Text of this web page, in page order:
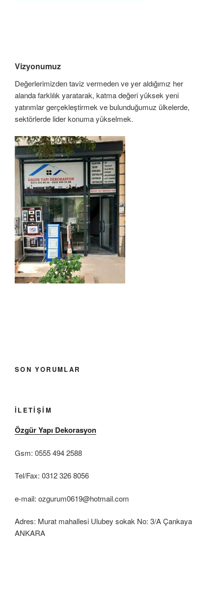
Vizyonumuz
Değerlerimizden taviz vermeden ve yer aldığımız her
alanda farklılık yaratarak, katma değeri yüksek yeni
yatırımlar gerçekleştirmek ve bulunduğumuz ülkelerde,
sektörlerde lider konuma yükselmek.
SON YORUMLAR
İLETIŞIM
Özgür Yapı Dekorasyon
Gsm: 0555 494 2588
Tel/Fax: 0312 326 8056
e-mail: ozgurum0619@hotmail.com
Adres: Murat mahallesi Ulubey sokak No: 3/A Çankaya
ANKARA